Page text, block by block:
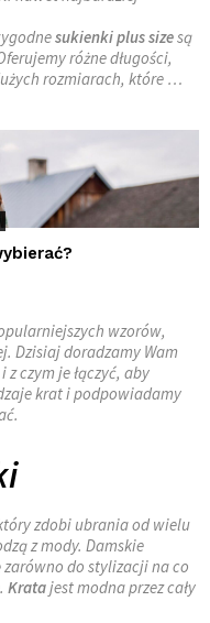
sukienki plus sizesą
różne długości,
rozmiarach, które …
wzorów,
Dzisiaj doradzamy Wam
czym je łączyć, aby
krat i podpowiadamy
zdobi ubrania od wielu
z mody. Damskie
do stylizacji na co
Kratajest modna przez cały